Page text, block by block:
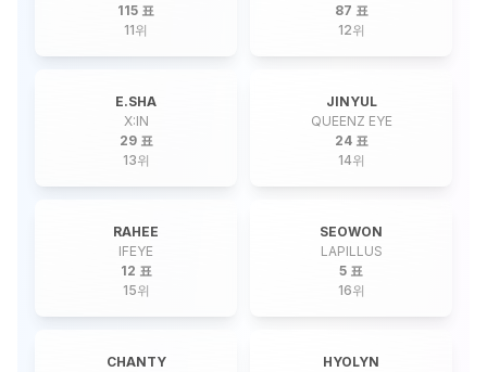
115 표
11위
87 표
12위
E.SHA
X:IN
29 표
13위
JINYUL
QUEENZ EYE
24 표
14위
RAHEE
IFEYE
12 표
15위
SEOWON
LAPILLUS
5 표
16위
CHANTY
HYOLYN